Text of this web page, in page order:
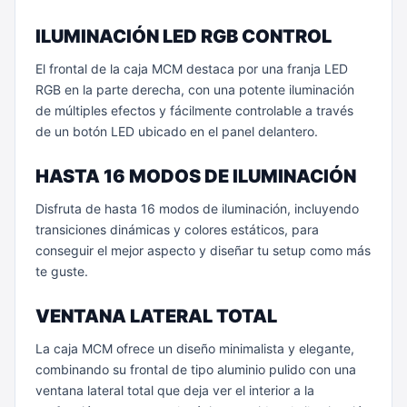
ILUMINACIÓN LED RGB CONTROL
El frontal de la caja MCM destaca por una franja LED
RGB en la parte derecha, con una potente iluminación
de múltiples efectos y fácilmente controlable a través
de un botón LED ubicado en el panel delantero.
HASTA 16 MODOS DE ILUMINACIÓN
Disfruta de hasta 16 modos de iluminación, incluyendo
transiciones dinámicas y colores estáticos, para
conseguir el mejor aspecto y diseñar tu setup como más
te guste.
VENTANA LATERAL TOTAL
La caja MCM ofrece un diseño minimalista y elegante,
combinando su frontal de tipo aluminio pulido con una
ventana lateral total que deja ver el interior a la